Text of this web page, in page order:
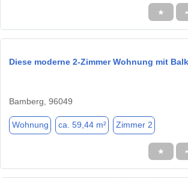
★
Diese moderne 2-Zimmer Wohnung mit
Bamberg, 96049
Wohnung ca. 59,44 m² Zimmer 2
★